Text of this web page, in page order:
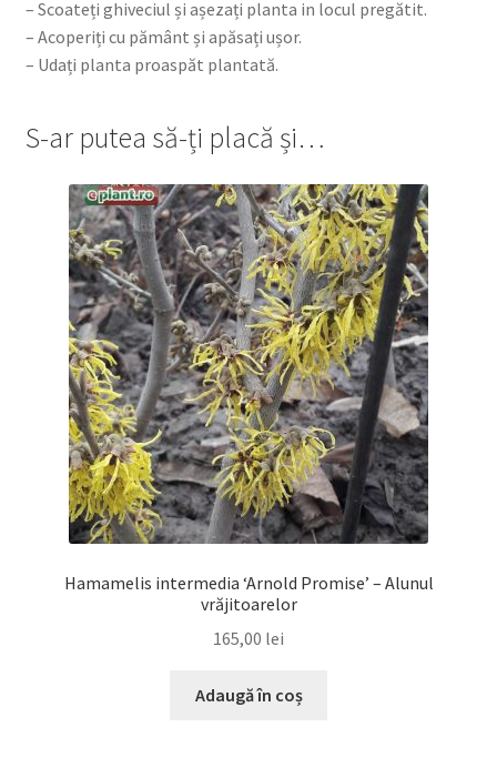
– Scoateți ghiveciul și așezați planta in locul pregătit.
– Acoperiți cu pământ și apăsați ușor.
– Udați planta proaspăt plantată.
S-ar putea să-ți placă și…
Hamamelis intermedia ‘Arnold Promise’ – Alunul
vrăjitoarelor
165,00 lei
Adaugă în coș